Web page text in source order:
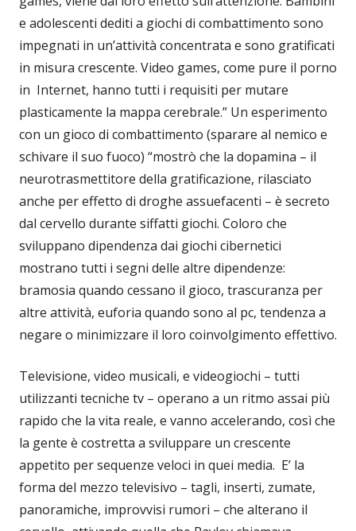
e adolescenti dediti a giochi di combattimento sono
impegnati in un’attività concentrata e sono gratificati
in misura crescente. Video games, come pure il porno
in Internet, hanno tutti i requisiti per mutare
plasticamente la mappa cerebrale.” Un esperimento
con un gioco di combattimento (sparare al nemico e
schivare il suo fuoco) “mostrò che la dopamina – il
neurotrasmettitore della gratificazione, rilasciato
anche per effetto di droghe assuefacenti – è secreto
dal cervello durante siffatti giochi. Coloro che
sviluppano dipendenza dai giochi cibernetici
mostrano tutti i segni delle altre dipendenze:
bramosia quando cessano il gioco, trascuranza per
altre attività, euforia quando sono al pc, tendenza a
negare o minimizzare il loro coinvolgimento effettivo.
Televisione, video musicali, e videogiochi – tutti
utilizzanti tecniche tv – operano a un ritmo assai più
rapido che la vita reale, e vanno accelerando, così che
la gente è costretta a sviluppare un crescente
appetito per sequenze veloci in quei media. E’ la
forma del mezzo televisivo – tagli, inserti, zumate,
panoramiche, improvvisi rumori – che alterano il